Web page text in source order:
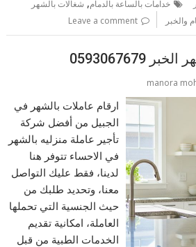
خدامات بالساعة بالدمام شغالات بالشهر
والخبر Leave a comment
0593067679
manora
ارقام عاملات بالشهر في
الجبيل من أفضل شركة
تأجير عاملة منزليه بالشهر
في الاحساء تتوفر هنا
لدينا، فقط عليك التواصل
معنا، وتحديد طلبك من
حيث الجنسية التي تحملها
العاملة، امكانية تقديم
الخدمات الطبية من قبل